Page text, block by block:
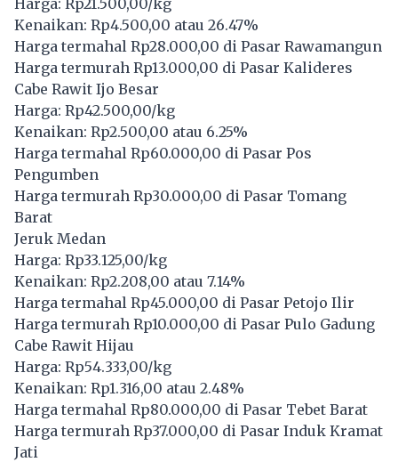
Kenaikan: Rp4.500,00 atau 26.47%
Harga termahal Rp28.000,00 di Pasar Rawamangun
Harga termurah Rp13.000,00 di Pasar Kalideres
Cabe Rawit Ijo Besar
Harga: Rp42.500,00/kg
Kenaikan: Rp2.500,00 atau 6.25%
Harga termahal Rp60.000,00 di Pasar Pos
Pengumben
Harga termurah Rp30.000,00 di Pasar Tomang
Barat
Jeruk Medan
Harga: Rp33.125,00/kg
Kenaikan: Rp2.208,00 atau 7.14%
Harga termahal Rp45.000,00 di Pasar Petojo Ilir
Harga termurah Rp10.000,00 di Pasar Pulo Gadung
Cabe Rawit Hijau
Harga: Rp54.333,00/kg
Kenaikan: Rp1.316,00 atau 2.48%
Harga termahal Rp80.000,00 di Pasar Tebet Barat
Harga termurah Rp37.000,00 di Pasar Induk Kramat
Jati